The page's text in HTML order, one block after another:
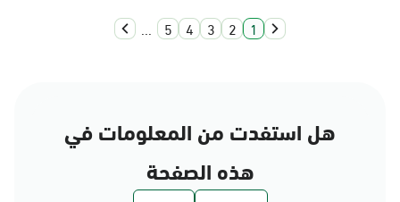
1
2
3
4
5
...
هل استفدت من المعلومات في
هذه الصفحة